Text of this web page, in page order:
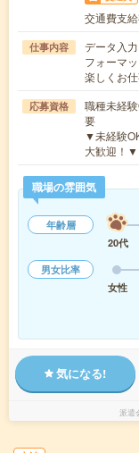
交通費支給
仕事内容
データ入
フォーマ
楽しくお
応募資格
職種未経
要
▼未経験
大歓迎！
職場の雰囲気
年齢層
20代
男女比率
女性
気になる!
派遣